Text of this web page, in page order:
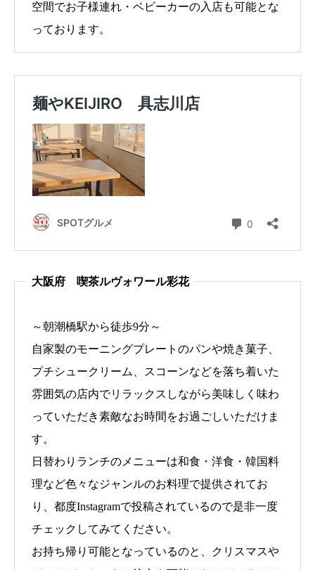
空間でお子様連れ・ベビーカーの入店も可能とな
っております。
大阪府 喫茶ルヴォワール彩花
～朝潮橋駅から徒歩9分～
自家製のモーニングプレートのパンや焼き菓子、
プチシュークリーム、スコーンなどを落ち着いた
雰囲気の店内でリラックスしながら美味しく味わ
っていただき素敵なお時間をお過ごしいただけま
す。
日替わりランチのメニューは和食・洋食・韓国料
理など色々なジャンルのお料理で提供されてお
り、都度Instagramで投稿されているので是非一度
チェックしてみてください。
お持ち帰り可能となっているのと、クリスマスや